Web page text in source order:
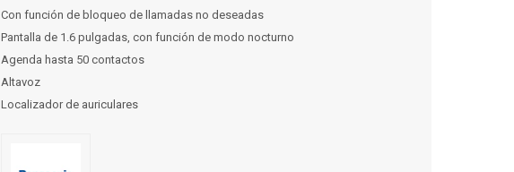
Con función de bloqueo de llamadas no deseadas
Pantalla de 1.6 pulgadas, con función de modo nocturno
Agenda hasta 50 contactos
Altavoz
Localizador de auriculares